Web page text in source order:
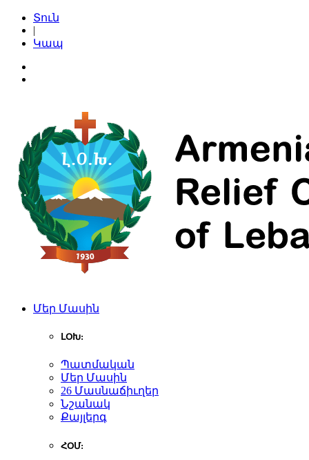
Տուն
|
Կապ
Մեր Մասին
ԼՕԽ:
Պատմական
Մեր Մասին
26 Մասնաճիւղեր
Նշանակ
Քայլերգ
ՀՕՄ: